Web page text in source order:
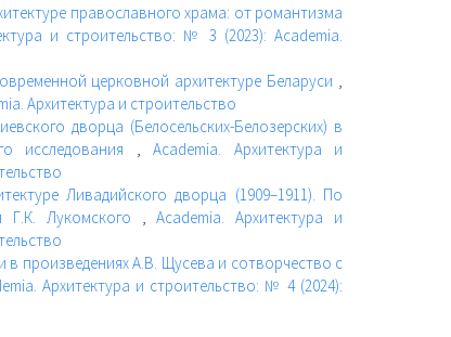
православного храма: от романтизма
и строительство: № 3 (2023): Academia.
церковной архитектуре Беларуси
Архитектура и строительство
дворца (Белосельских-Белозерских) в
исследования
,Academia. Архитектура и
Ливадийского дворца (1909–1911). По
Г.К. Лукомского
,Academia. Архитектура и
в произведениях А.В. Щусева и сотворчество с
Архитектура и строительство: № 4 (2024):